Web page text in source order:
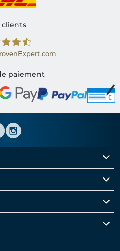
clients
FR
paiement